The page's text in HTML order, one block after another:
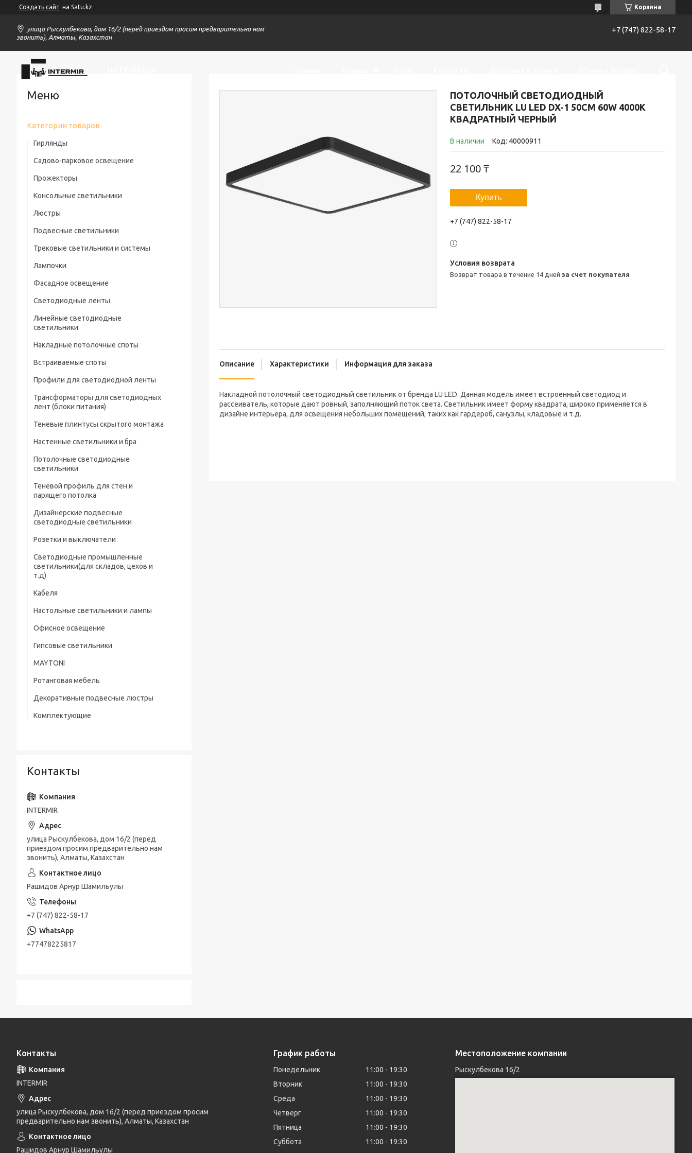
Создать сайт на Satu.kz Корзина
улица Рыскулбекова, дом 16/2 (перед приездом просим предварительно нам
звонить), Алматы, Казахстан
+7 (747) 822-58-17
ПОТОЛОЧНЫЙ СВЕТОДИОДНЫЙ
СВЕТИЛЬНИК LU LED DX-1 50СМ 60W 4000K
КВАДРАТНЫЙ ЧЕРНЫЙ
В наличии Код: 40000911
22 100 ₸
Купить
+7 (747) 822-58-17
возврат товара в течение 14 дней за счет покупателя
Описание Характеристики Информация для заказа
Накладной потолочный светодиодный светильник от бренда LU LED. Данная модель имеет встроенный светодиод и
рассеиватель, которые дают ровный, заполняющий поток света. Светильник имеет форму квадрата, широко применяется в
дизайне интерьера, для освещения небольших помещений, таких как гардероб, санузлы, кладовые и т.д.
Категории товаров
Гирлянды
Садово-парковое освещение
Прожекторы
Консольные светильники
Люстры
Подвесные светильники
Трековые светильники и системы
Лампочки
Фасадное освещение
Светодиодные ленты
Линейные светодиодные
светильники
Накладные потолочные споты
Встраиваемые споты
Профили для светодиодной ленты
Трансформаторы для светодиодных
лент (блоки питания)
Теневые плинтусы скрытого монтажа
Настенные светильники и бра
Потолочные светодиодные
светильники
Теневой профиль для стен и
парящего потолка
Дизайнерские подвесные
светодиодные светильники
Розетки и выключатели
Светодиодные промышленные
светильники(для складов, цехов и
т.д)
Кабеля
Настольные светильники и лампы
Офисное освещение
Гипсовые светильники
MAYTONI
Ротанговая мебель
Декоративные подвесные люстры
Комплектующие
Контакты
INTERMIR
улица Рыскулбекова, дом 16/2 (перед
приездом просим предварительно нам
звонить), Алматы, Казахстан
Рашидов Арнур Шамильулы
+7 (747) 822-58-17
+77478225817
Контакты
INTERMIR
улица Рыскулбекова, дом 16/2 (перед приездом просим
предварительно нам звонить), Алматы, Казахстан
Рашидов Арнур Шамильулы
График работы
Понедельник 11:00
19:30
Вторник
11:00
19:30
Среда
11:00
19:30
Четверг
11:00
19:30
Пятница
11:00
19:30
Суббота
11:00
19:30
Местоположение компании
Рыскулбекова 16/2